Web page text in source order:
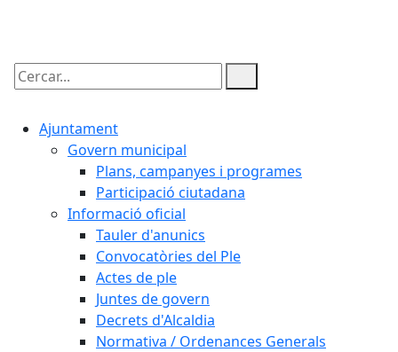
Cercar:
Ajuntament
Govern municipal
Plans, campanyes i programes
Participació ciutadana
Informació oficial
Tauler d'anunics
Convocatòries del Ple
Actes de ple
Juntes de govern
Decrets d'Alcaldia
Normativa / Ordenances Generals